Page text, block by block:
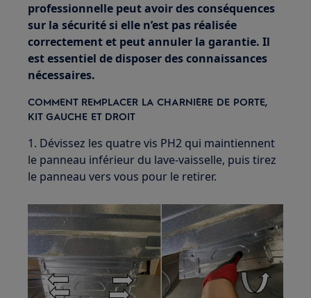
professionnelle peut avoir des conséquences
sur la sécurité si elle n’est pas réalisée
correctement et peut annuler la garantie. Il
est essentiel de disposer des connaissances
nécessaires.
COMMENT REMPLACER LA CHARNIÈRE DE PORTE,
KIT GAUCHE ET DROIT
1. Dévissez les quatre vis PH2 qui maintiennent
le panneau inférieur du lave-vaisselle, puis tirez
le panneau vers vous pour le retirer.